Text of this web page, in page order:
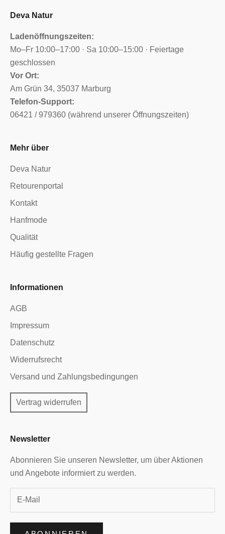
Deva Natur
Ladenöffnungszeiten:
Mo–Fr 10:00–17:00 · Sa 10:00–15:00 · Feiertage
geschlossen
Vor Ort:
Am Grün 34, 35037 Marburg
Telefon-Support:
06421 / 979360 (während unserer Öffnungszeiten)
Mehr über
Deva Natur
Retourenportal
Kontakt
Hanfmode
Qualität
Häufig gestellte Fragen
Informationen
AGB
Impressum
Datenschutz
Widerrufsrecht
Versand und Zahlungsbedingungen
Vertrag widerrufen
Newsletter
Abonnieren Sie unseren Newsletter, um über Aktionen
und Angebote informiert zu werden.